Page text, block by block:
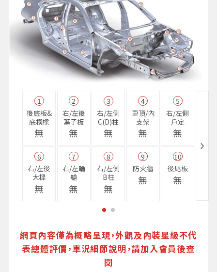
1
後底板&
底橫樑
無
2
右/左後
葉子板
無
3
右/左側
C(D)柱
無
4
車頂/內
支架
無
5
右/左側
戶定
無
6
右/左後
大樑
無
7
右/左輪
艙
無
8
右/左側
B柱
無
9
防火牆
無
10
後尾板
無
網頁內容僅為概略呈現，外觀及內裝星級不代
表總體評價，車況細節說明，請加入會員後查
閱